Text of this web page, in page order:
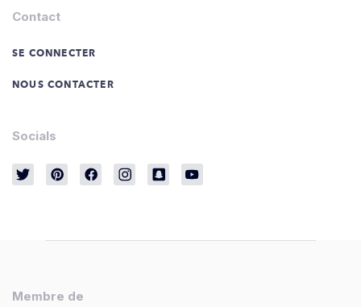
Contact
SE CONNECTER
NOUS CONTACTER
Socials
Membre de